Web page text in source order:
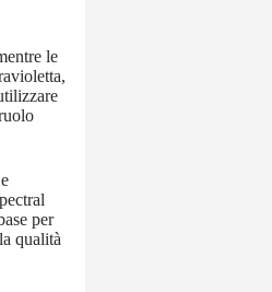
le
per
qualità